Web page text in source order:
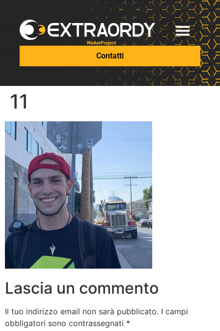
Contatti
11
Lascia un commento
Il tuo indirizzo email non sarà pubblicato. I campi
obbligatori sono contrassegnati *